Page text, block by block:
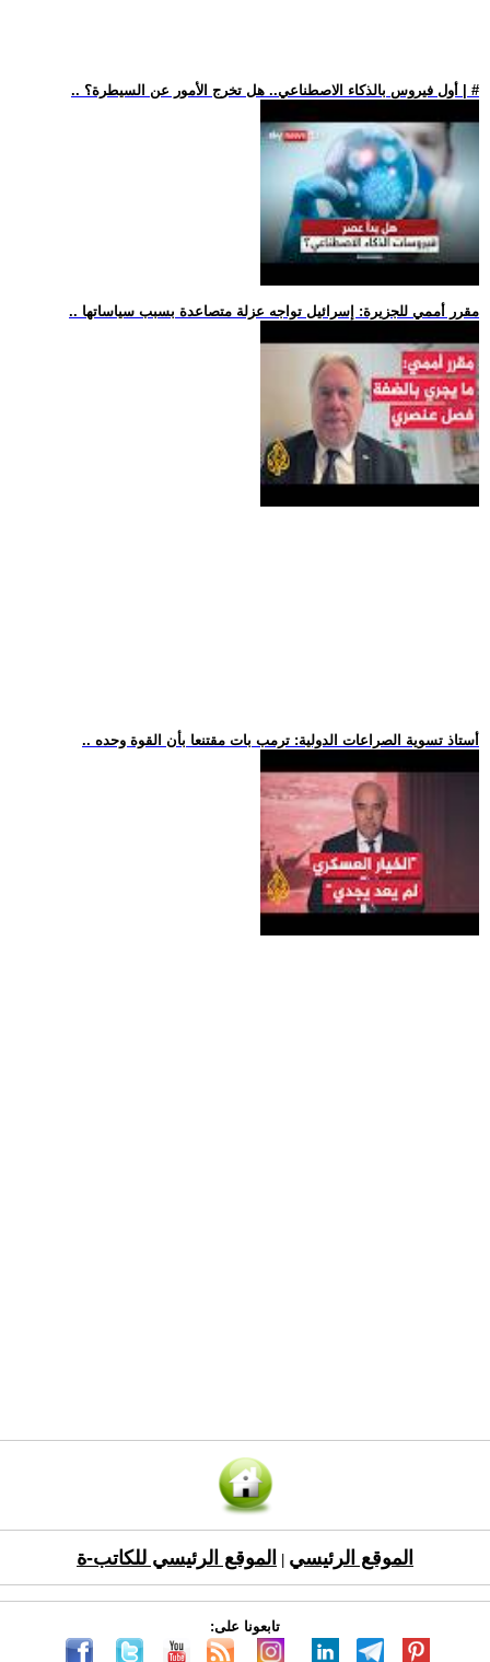
.. أول فيروس بالذكاء الاصطناعي.. هل تخرج الأمور عن السيطرة؟ | #
.. مقرر أممي للجزيرة: إسرائيل تواجه عزلة متصاعدة بسبب سياساتها
.. أستاذ تسوية الصراعات الدولية: ترمب بات مقتنعا بأن القوة وحده
الموقع الرئيسي الموقع الرئيسي للكاتب-ة
تابعونا على: